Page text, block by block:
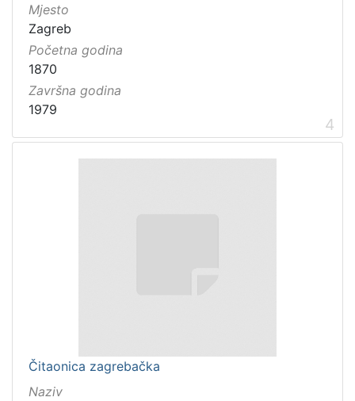
Mjesto
Zagreb
Početna godina
1870
Završna godina
1979
4
Čitaonica zagrebačka
Naziv